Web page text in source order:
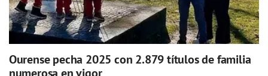
Ourense pecha 2025 con 2.879 títulos de familia